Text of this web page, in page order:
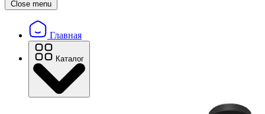
Close menu
Главная
Каталог